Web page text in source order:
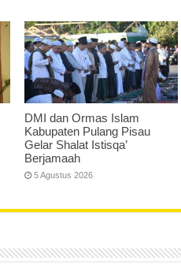
DMI dan Ormas Islam
Kabupaten Pulang Pisau
Gelar Shalat Istisqa’
Berjamaah
5 Agustus 2026